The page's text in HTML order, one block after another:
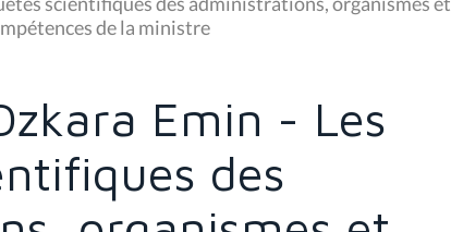
de la ministre
Emin - Les
des